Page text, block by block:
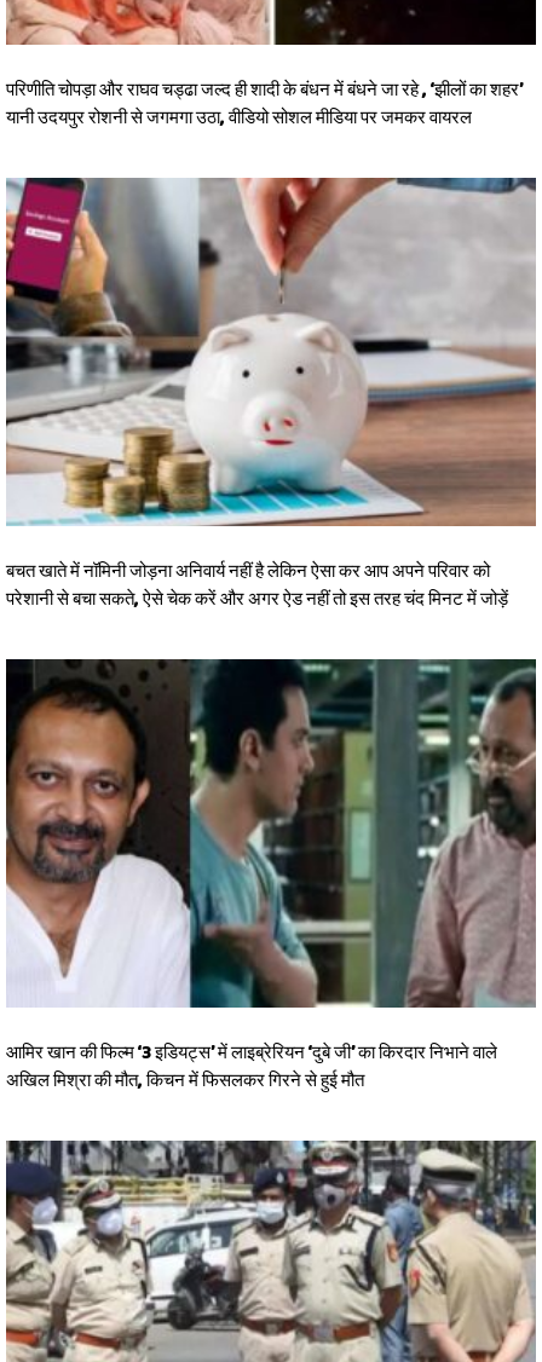
परिणीति चोपड़ा और राघव चड्ढा जल्द ही शादी के बंधन में बंधने जा रहे , ‘झीलों का शहर’
यानी उदयपुर रोशनी से जगमगा उठा, वीडियो सोशल मीडिया पर जमकर वायरल
बचत खाते में नॉमिनी जोड़ना अनिवार्य नहीं है लेकिन ऐसा कर आप अपने परिवार को
परेशानी से बचा सकते, ऐसे चेक करें और अगर ऐड नहीं तो इस तरह चंद मिनट में जोड़ें
आमिर खान की फिल्म ‘3 इडियट्स’ में लाइब्रेरियन ‘दुबे जी’ का किरदार निभाने वाले
अखिल मिश्रा की मौत, किचन में फिसलकर गिरने से हुई मौत